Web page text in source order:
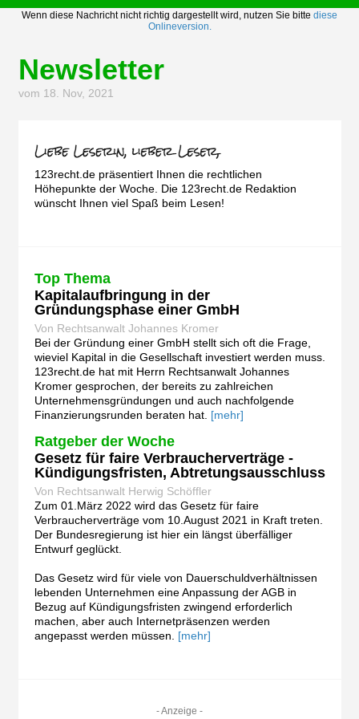
Wenn diese Nachricht nicht richtig dargestellt wird, nutzen Sie bitte diese
Onlineversion.
Newsletter
vom 18. Nov, 2021
123recht.de präsentiert Ihnen die rechtlichen
Höhepunkte der Woche. Die 123recht.de Redaktion
wünscht Ihnen viel Spaß beim Lesen!
Top Thema
Kapitalaufbringung in der
Gründungsphase einer GmbH
Von Rechtsanwalt Johannes Kromer
Bei der Gründung einer GmbH stellt sich oft die Frage,
wieviel Kapital in die Gesellschaft investiert werden muss.
123recht.de hat mit Herrn Rechtsanwalt Johannes
Kromer gesprochen, der bereits zu zahlreichen
Unternehmensgründungen und auch nachfolgende
Finanzierungsrunden beraten hat. [mehr]
Ratgeber der Woche
Gesetz für faire Verbraucherverträge -
Kündigungsfristen, Abtretungsausschluss
Von Rechtsanwalt Herwig Schöffler
Zum 01.März 2022 wird das Gesetz für faire
Verbraucherverträge vom 10.August 2021 in Kraft treten.
Der Bundesregierung ist hier ein längst überfälliger
Entwurf geglückt.
Das Gesetz wird für viele von Dauerschuldverhältnissen
lebenden Unternehmen eine Anpassung der AGB in
Bezug auf Kündigungsfristen zwingend erforderlich
machen, aber auch Internetpräsenzen werden
angepasst werden müssen. [mehr]
- Anzeige -